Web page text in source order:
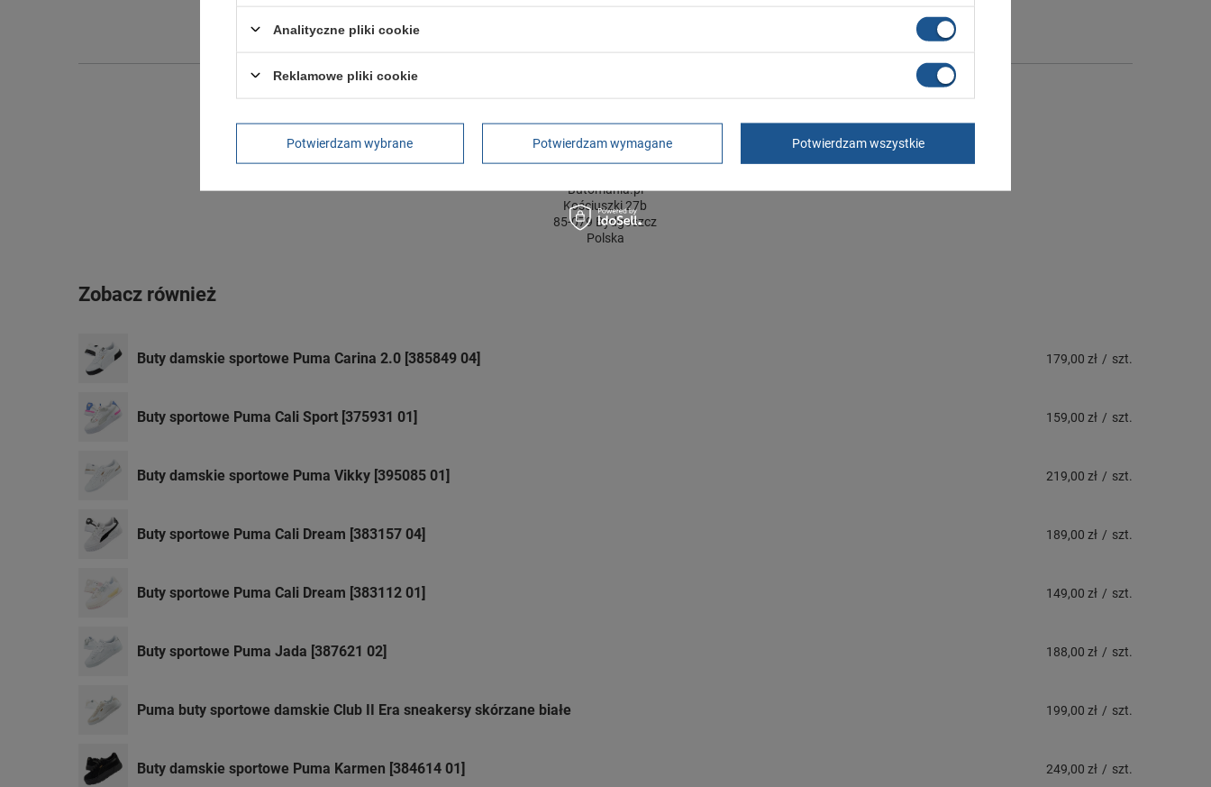
Wysokość towaru w centymetrach
Czas na reklamację z tytułu rękojmi
2 lata
Butomania.pl
Kościuszki 27b
85-079 Bydgoszcz
Polska
Zobacz również
Buty damskie sportowe Puma Carina 2.0 [385849 04] 179,00 zł / szt.
Buty sportowe Puma Cali Sport [375931 01] 159,00 zł / szt.
Buty damskie sportowe Puma Vikky [395085 01] 219,00 zł / szt.
Buty sportowe Puma Cali Dream [383157 04] 189,00 zł / szt.
Buty sportowe Puma Cali Dream [383112 01] 149,00 zł / szt.
Buty sportowe Puma Jada [387621 02] 188,00 zł / szt.
Puma buty sportowe damskie Club II Era sneakersy skórzane białe 199,00 zł / szt.
Buty damskie sportowe Puma Karmen [384614 01] 249,00 zł / szt.
Analityczne pliki cookie
Reklamowe pliki cookie
Potwierdzam wybrane Potwierdzam wymagane Potwierdzam wszystkie